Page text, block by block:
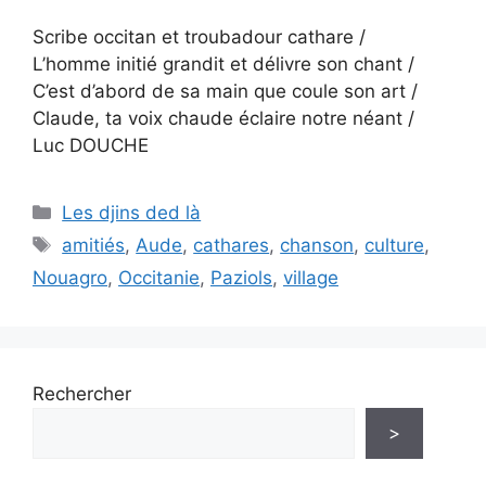
Scribe occitan et troubadour cathare /
L’homme initié grandit et délivre son chant /
C’est d’abord de sa main que coule son art /
Claude, ta voix chaude éclaire notre néant /
Luc DOUCHE
Catégories
Les djins ded là
Étiquettes
amitiés, Aude, cathares, chanson, culture,
Nouagro, Occitanie, Paziols, village
Rechercher
>